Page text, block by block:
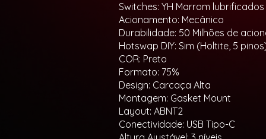
Switches: YH Marrom lubrificados
Acionamento: Mecânico
Durabilidade: 50 Milhões de
Hotswap DIY: Sim (Holtite, 5
COR: Preto
Formato: 75%
Design: Carcaça Alta
Montagem: Gasket Mount
Layout: ABNT2
Conectividade: USB Tipo-C